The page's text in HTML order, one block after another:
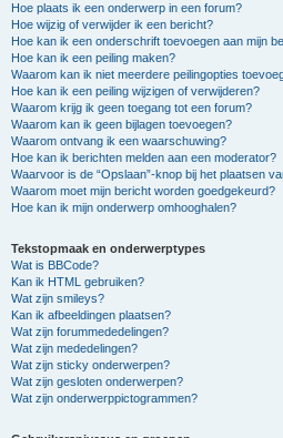
Hoe plaats ik een onderwerp in een forum?
Hoe wijzig of verwijder ik een bericht?
Hoe kan ik een onderschrift toevoegen aan mijn
Hoe kan ik een peiling maken?
Waarom kan ik niet meerdere peilingopties
Hoe kan ik een peiling wijzigen of verwijderen?
Waarom krijg ik geen toegang tot een forum?
Waarom kan ik geen bijlagen toevoegen?
Waarom ontvang ik een waarschuwing?
Hoe kan ik berichten melden aan een moderator?
Waarvoor is de “Opslaan”-knop bij het plaatsen
Waarom moet mijn bericht worden goedgekeurd?
Hoe kan ik mijn onderwerp omhooghalen?
Tekstopmaak en onderwerptypes
Wat is BBCode?
Kan ik HTML gebruiken?
Wat zijn smileys?
Kan ik afbeeldingen plaatsen?
Wat zijn forummededelingen?
Wat zijn mededelingen?
Wat zijn sticky onderwerpen?
Wat zijn gesloten onderwerpen?
Wat zijn onderwerppictogrammen?